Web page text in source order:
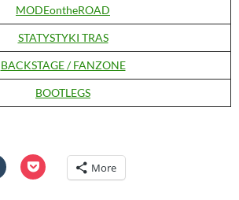
MODEontheROAD
STATYSTYKI TRAS
BACKSTAGE / FANZONE
BOOTLEGS
C
l
C
l More